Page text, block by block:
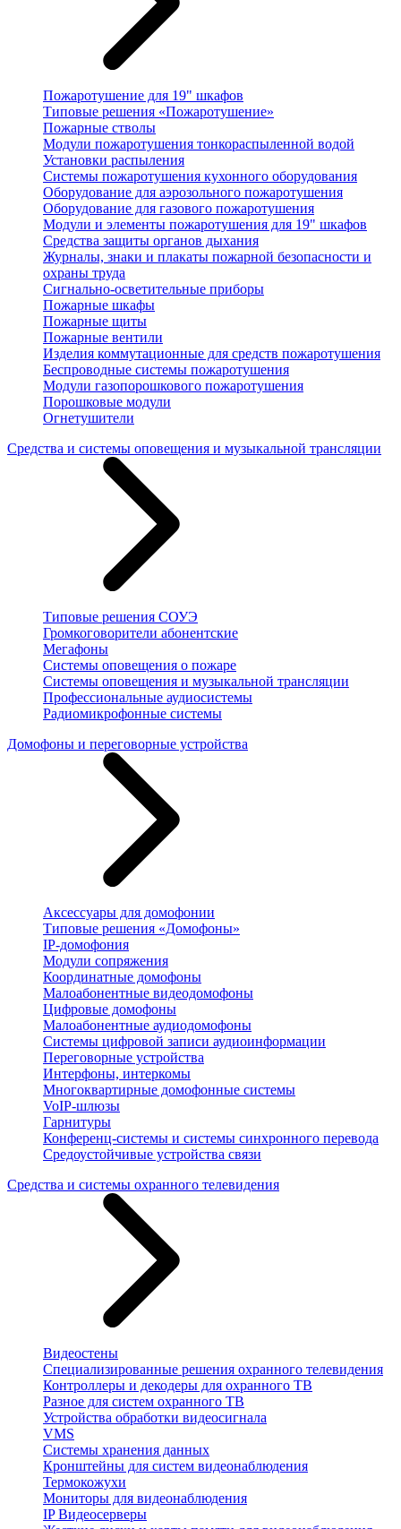
Пожаротушение для 19" шкафов
Типовые решения «Пожаротушение»
Пожарные стволы
Модули пожаротушения тонкораспыленной водой
Установки распыления
Системы пожаротушения кухонного оборудования
Оборудование для аэрозольного пожаротушения
Оборудование для газового пожаротушения
Модули и элементы пожаротушения для 19" шкафов
Средства защиты органов дыхания
Журналы, знаки и плакаты пожарной безопасности и
охраны труда
Сигнально-осветительные приборы
Пожарные шкафы
Пожарные щиты
Пожарные вентили
Изделия коммутационные для средств пожаротушения
Беспроводные системы пожаротушения
Модули газопорошкового пожаротушения
Порошковые модули
Огнетушители
Средства и системы оповещения и музыкальной трансляции
Типовые решения СОУЭ
Громкоговорители абонентские
Мегафоны
Системы оповещения о пожаре
Системы оповещения и музыкальной трансляции
Профессиональные аудиосистемы
Радиомикрофонные системы
Домофоны и переговорные устройства
Аксессуары для домофонии
Типовые решения «Домофоны»
IP-домофония
Модули сопряжения
Координатные домофоны
Малоабонентные видеодомофоны
Цифровые домофоны
Малоабонентные аудиодомофоны
Системы цифровой записи аудиоинформации
Переговорные устройства
Интерфоны, интеркомы
Многоквартирные домофонные системы
VoIP-шлюзы
Гарнитуры
Конференц-системы и системы синхронного перевода
Средоустойчивые устройства связи
Средства и системы охранного телевидения
Видеостены
Специализированные решения охранного телевидения
Контроллеры и декодеры для охранного ТВ
Разное для систем охранного ТВ
Устройства обработки видеосигнала
VMS
Системы хранения данных
Кронштейны для систем видеонаблюдения
Термокожухи
Мониторы для видеонаблюдения
IP Видеосерверы